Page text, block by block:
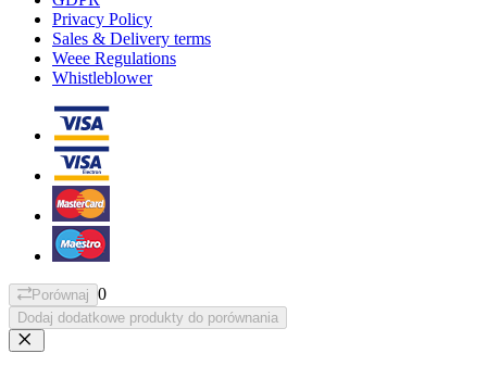
Privacy Policy
Sales & Delivery terms
Weee Regulations
Whistleblower
Porównaj 0
Dodaj dodatkowe produkty do porównania